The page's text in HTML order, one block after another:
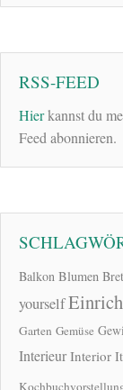
RSS-FEED
Hierkannst du
Feed abonnieren.
Balkon Blumen
yourself
Garten Gemüse
Interieur Interior